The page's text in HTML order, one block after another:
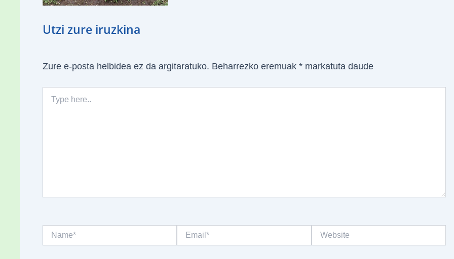
Utzi zure iruzkina
Zure e-posta helbidea ez da argitaratuko. Beharrezko eremuak *markatuta daude
here..